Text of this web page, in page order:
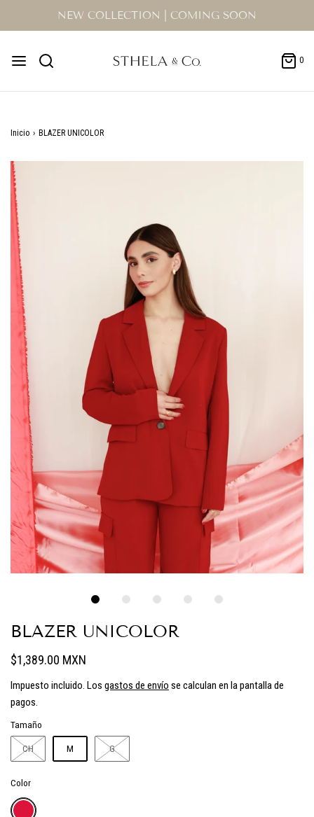
NEW COLLECTION | COMING SOON
0
Inicio › BLAZER UNICOLOR
BLAZER UNICOLOR
$1,389.00 MXN
Impuesto incluido. Los gastos de envío se calculan en la pantalla de
pagos.
Tamaño
CH M G
Color